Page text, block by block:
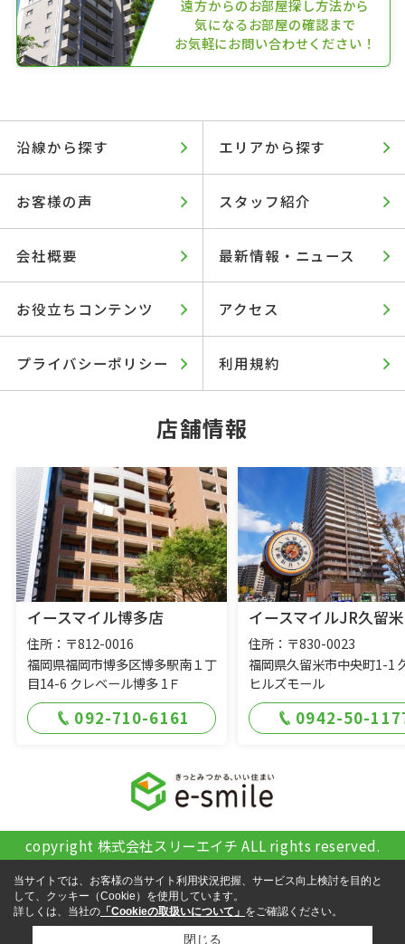
遠方からのお部屋探し方法から
気になるお部屋の確認まで
お気軽にお問い合わせください！
沿線から探す エリアから探す
お客様の声 スタッフ紹介
会社概要 最新情報・ニュース
お役立ちコンテンツ アクセス
プライバシーポリシー 利用規約
店舗情報
イースマイル博多店
住所：〒812-0016
福岡県福岡市博多区博多駅南１丁
目14-6 クレベール博多 1Ｆ
092-710-6161
イースマイルJR久留
住所：〒830-0023
福岡県久留米市中央町1-1
ヒルズモール
0942-50-
copyright 株式会社スリーエイチ ALL rights reserved.
当サイトでは、お客様の当サイト利用状況把握、サービス向上検討を目的と
して、クッキー（Cookie）を使用しています。
詳しくは、当社の 「Cookieの取扱いについて」 をご確認ください。
閉じる